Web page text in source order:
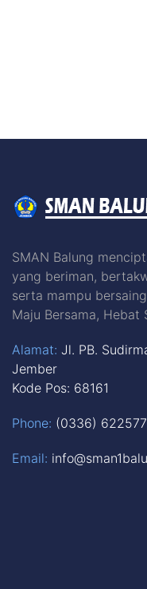
SMAN Balung
yang beriman,
serta mampu
Maju Bersama, Hebat
Alamat: Jl. PB.
Jember
Kode Pos: 68161
Phone: (0336) 622577
Email: